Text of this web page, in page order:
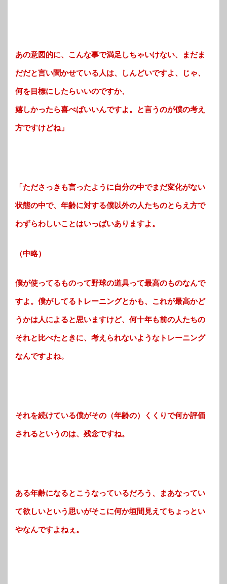
あの意図的に、こんな事で満足しちゃいけない、まだま
だだと言い聞かせている人は、しんどいですよ、じゃ、
何を目標にしたらいいのですか、
嬉しかったら喜べばいいんですよ。と言うのが僕の考え
方ですけどね」
「たださっきも言ったように自分の中でまだ変化がない
状態の中で、年齢に対する僕以外の人たちのとらえ方で
わずらわしいことはいっぱいありますよ。
（中略）
僕が使ってるものって野球の道具って最高のものなんで
すよ。僕がしてるトレーニングとかも、これが最高かど
うかは人によると思いますけど、何十年も前の人たちの
それと比べたときに、考えられないようなトレーニング
なんですよね。
それを続けている僕がその（年齢の）くくりで何か評価
されるというのは、残念ですね。
ある年齢になるとこうなっているだろう、まあなってい
て欲しいという思いがそこに何か垣間見えてちょっとい
やなんですよねぇ。